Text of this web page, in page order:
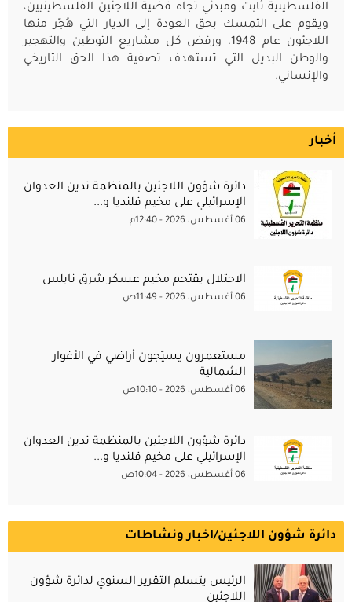
الفلسطينية ثابت ومبدئي تجاه قضية اللاجئين الفلسطينيين،
ويقوم على التمسك بحق العودة إلى الديار التي هُجّر منها
اللاجئون عام 1948، ورفض كل مشاريع التوطين والتهجير
والوطن البديل التي تستهدف تصفية هذا الحق التاريخي
والإنساني.
أخبار
دائرة شؤون اللاجئين بالمنظمة تدين العدوان
الإسرائيلي على مخيم قلنديا و...
06 أغسطس، 2026 - 12:40م
الاحتلال يقتحم مخيم عسكر شرق نابلس
06 أغسطس، 2026 - 11:49ص
مستعمرون يسيّجون أراضي في الأغوار
الشمالية
06 أغسطس، 2026 - 10:10ص
دائرة شؤون اللاجئين بالمنظمة تدين العدوان
الإسرائيلي على مخيم قلنديا و...
06 أغسطس، 2026 - 10:04ص
دائرة شؤون اللاجئين/اخبار ونشاطات
الرئيس يتسلم التقرير السنوي لدائرة شؤون
اللاجئين